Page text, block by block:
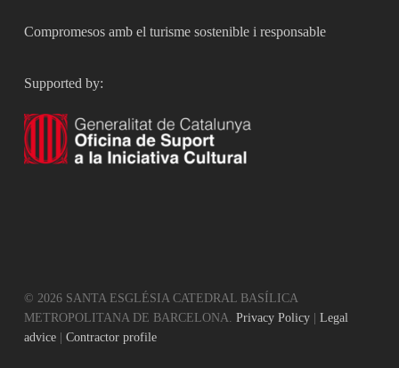
Compromesos amb el turisme sostenible i responsable
Supported by:
© 2026 SANTA ESGLÉSIA CATEDRAL BASÍLICA
METROPOLITANA DE BARCELONA. Privacy Policy| Legal
advice| Contractor profile